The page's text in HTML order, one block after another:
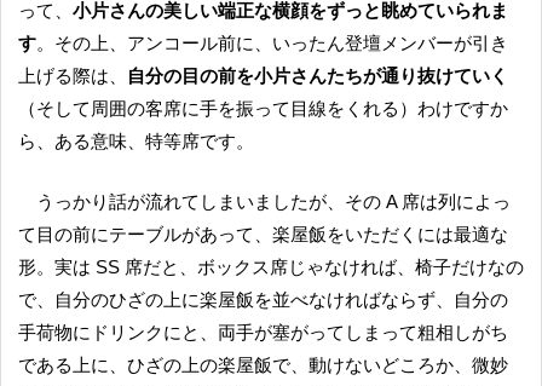
って、 小片さんの美しい端正な横顔をずっと眺めていられま
す。その上、アンコール前に、いったん登壇メンバーが引き
上げる際は、
自分の目の前を小片さんたちが通り抜けていく
（そして周囲の客席に手を振って目線をくれる）わけですか
ら、ある意味、特等席です。
うっかり話が流れてしまいましたが、その A 席は列によっ
て目の前にテーブルがあって、楽屋飯をいただくには最適な
形。実は SS 席だと、ボックス席じゃなければ、椅子だけなの
で、自分のひざの上に楽屋飯を並べなければならず、自分の
手荷物にドリンクにと、両手が塞がってしまって粗相しがち
である上に、ひざの上の楽屋飯で、動けないどころか、微妙